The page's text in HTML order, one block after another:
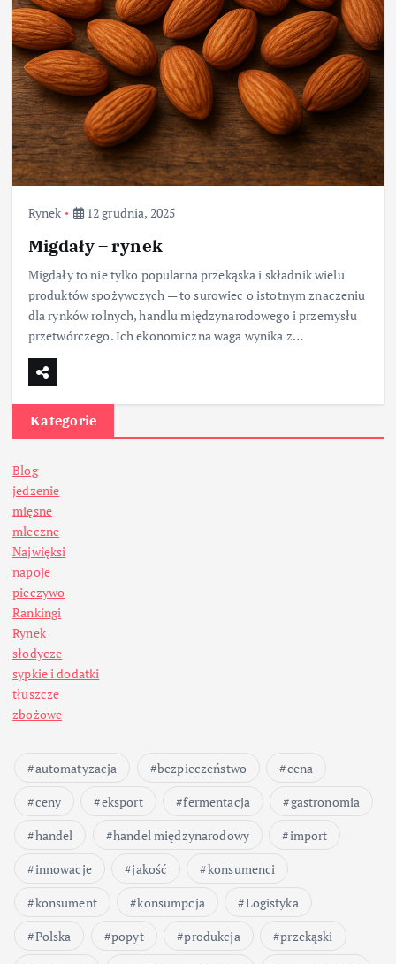
Rynek 12 grudnia, 2025
Migdały – rynek
Migdały to nie tylko popularna przekąska i składnik wielu
produktów spożywczych — to surowiec o istotnym znaczeniu
dla rynków rolnych, handlu międzynarodowego i przemysłu
przetwórczego. Ich ekonomiczna waga wynika z…
Kategorie
Blog
jedzenie
mięsne
mleczne
Najwięksi
napoje
pieczywo
Rankingi
Rynek
słodycze
sypkie i dodatki
tłuszcze
zbożowe
automatyzacja bezpieczeństwo
cena
ceny
eksport fermentacja
gastronomia
handel
handel międzynarodowy
import
innowacje
jakość
konsumenci
konsument
konsumpcja
Logistyka
Polska
popyt produkcja
przekąski